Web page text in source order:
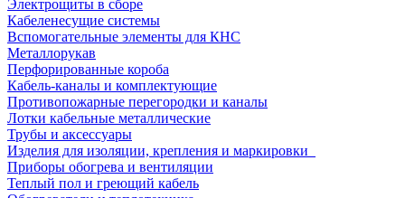
Электрощиты в сборе
Кабеленесущие системы
Вспомогательные элементы для КНС
Металлорукав
Перфорированные короба
Кабель-каналы и комплектующие
Противопожарные перегородки и каналы
Лотки кабельные металлические
Трубы и аксессуары
Изделия для изоляции, крепления и маркировки
Приборы обогрева и вентиляции
Теплый пол и греющий кабель